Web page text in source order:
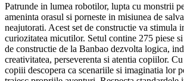
Patrunde in lumea robotilor, lupta cu monstrii
ameninta orasul si porneste in misiunea de
neajutorati. Acest set de constructie va stimula
curiozitatea micutilor. Setul contine 275 piese
de constructie de la Banbao dezvolta logica,
creativitatea, perseverenta si atentia copiilor.
copiii descopera ca scenariile si imaginatia lor